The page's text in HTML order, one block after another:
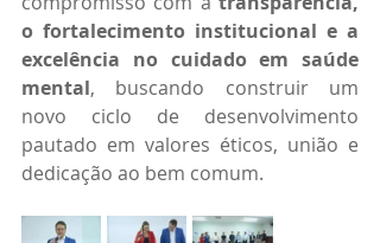
o fortalecimento institucional e a
excelência no cuidado em saúde
mental, buscando construir um
novo ciclo de desenvolvimento
pautado em valores éticos, união e
dedicação ao bem comum.